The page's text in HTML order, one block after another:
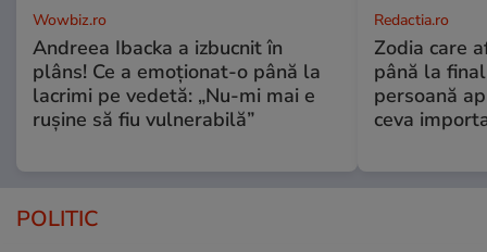
Wowbiz.ro
Andreea Ibacka a izbucnit în
plâns! Ce a emoționat-o până la
lacrimi pe vedetă: „Nu-mi mai e
rușine să fiu vulnerabilă”
Redactia.ro
Zodia care
până la
persoană
ceva
POLITIC